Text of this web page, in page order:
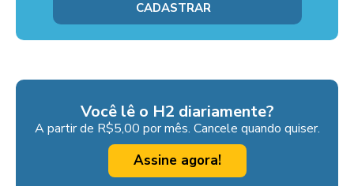
Você lê o H2 diariamente?
A partir de R$5,00 por mês. Cancele quando quiser.
Assine agora!